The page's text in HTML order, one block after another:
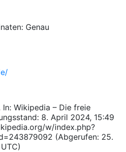
Genau
In: Wikipedia – Die freie
8. April 2024, 15:49
w/index.php?
(Abgerufen: 25.